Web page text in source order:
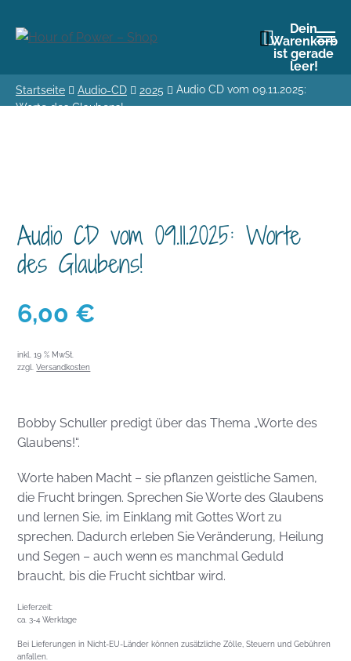
Dein
Warenkorb
ist gerade
leer!
Startseite Audio-CD 2025
Audio CD vom 09.11.2025:
Worte des Glaubens!
Audio CD vom 09.11.2025: Worte
des Glaubens!
6,00 €
inkl. 19 % MwSt.
zzgl.Versandkosten
Bobby Schuller predigt über das Thema „Worte des
Glaubens!“.
Worte haben Macht – sie pflanzen geistliche Samen,
die Frucht bringen. Sprechen Sie Worte des Glaubens
und lernen Sie, im Einklang mit Gottes Wort zu
sprechen. Dadurch erleben Sie Veränderung, Heilung
und Segen – auch wenn es manchmal Geduld
braucht, bis die Frucht sichtbar wird.
Lieferzeit:
ca. 3-4 Werktage
Bei Lieferungen in Nicht-EU-Länder können zusätzliche Zölle, Steuern und Gebühren
anfallen.